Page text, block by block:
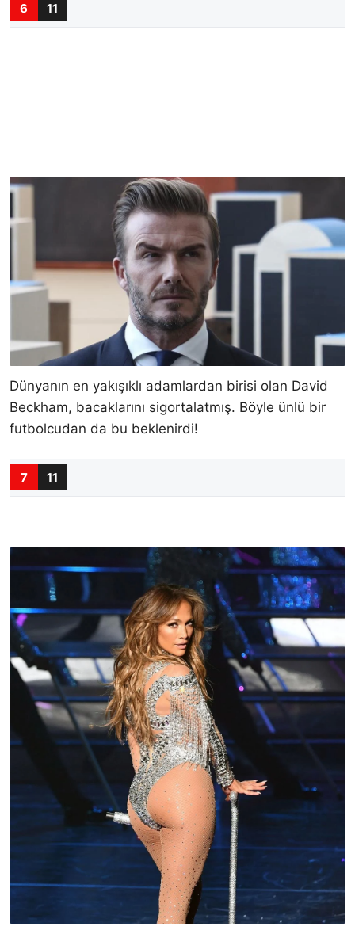
6 11
Dünyanın en yakışıklı adamlardan birisi olan David
Beckham, bacaklarını sigortalatmış. Böyle ünlü bir
futbolcudan da bu beklenirdi!
7 11